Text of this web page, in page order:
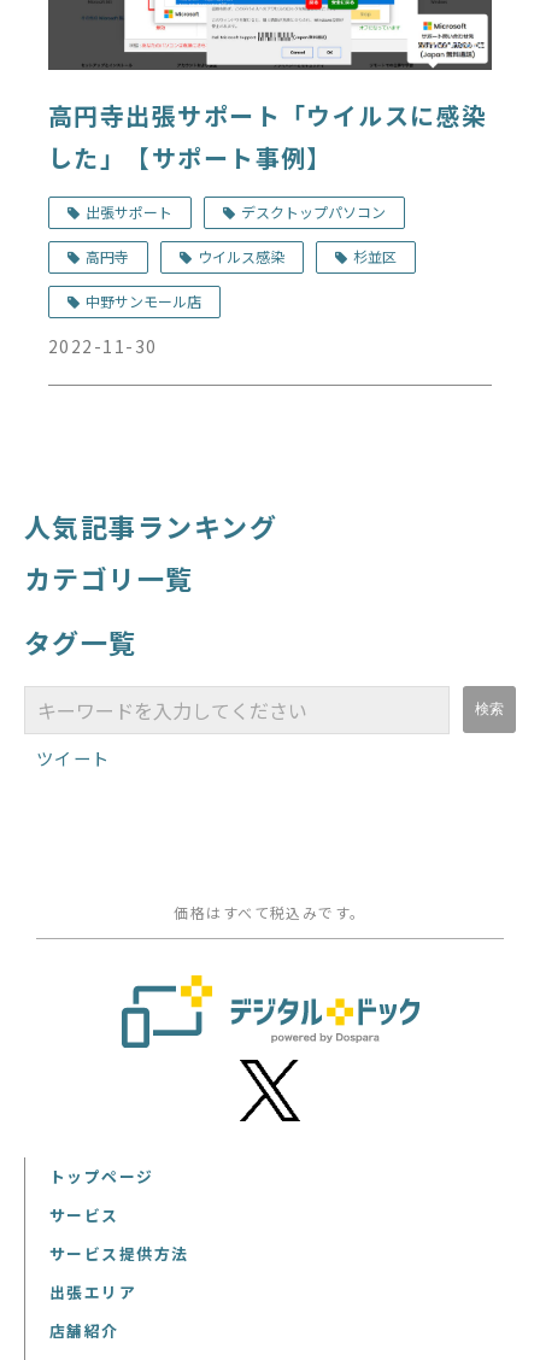
高円寺出張サポート「ウイルスに感染
した」【サポート事例】
出張サポート デスクトップパソコン
高円寺 ウイルス感染 杉並区
中野サンモール店
2022-11-30
人気記事ランキング
カテゴリ一覧
タグ一覧
ツイート
価格はすべて税込みです。
トップページ
サービス
サービス提供方法
出張エリア
店舗紹介